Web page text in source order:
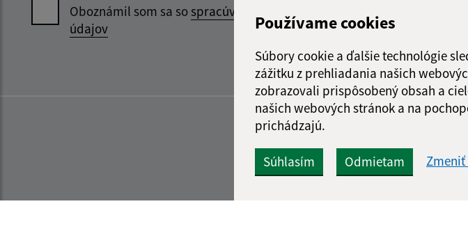
Používame cookies
Súbory cookie a ďalšie technológie
zážitku z prehliadania našich
zobrazovali prispôsobený obsah a
našich webových stránok a na
prichádzajú.
Súhlasím Odmietam Zmeniť
Oboznámil som sa sospracúvaním osobných
údajov
správu